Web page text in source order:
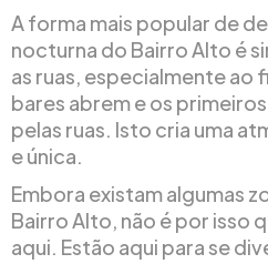
A forma mais popular de
nocturna do Bairro Alto é
as ruas, especialmente ao
bares abrem e os
pelas ruas. Isto cria uma
e única.
Embora existam algumas
Bairro Alto, não é por isso
aqui. Estão aqui para se